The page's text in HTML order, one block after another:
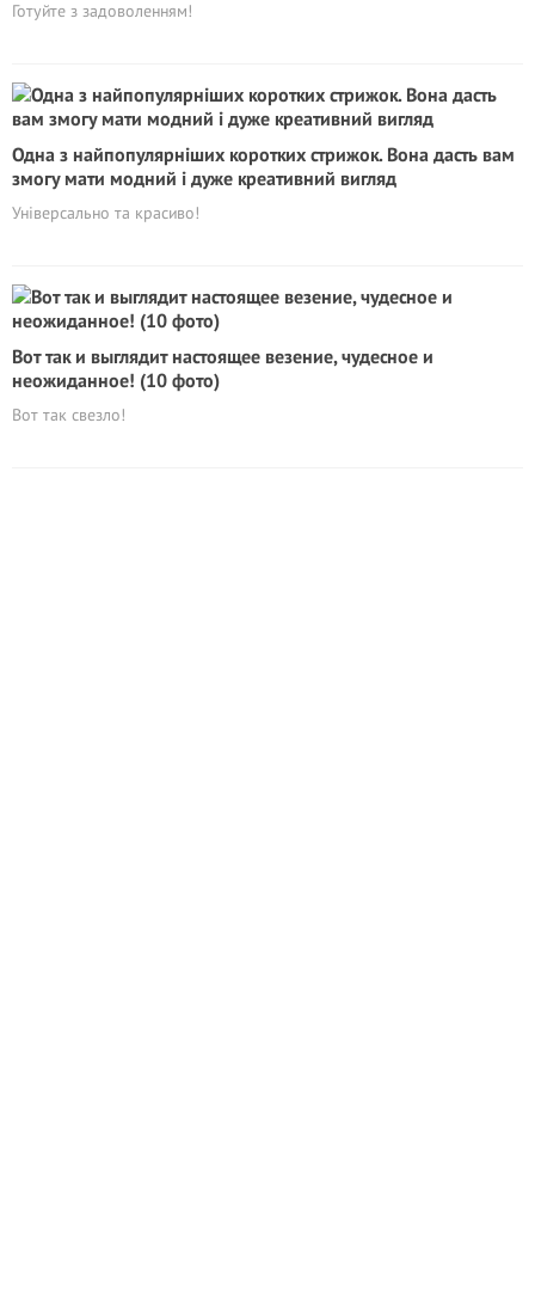
Готуйте з задоволенням!
Одна з найпопулярніших коротких стрижок. Вона дасть вам
змогу мати модний і дуже креативний вигляд
Універсально та красиво!
Вот так и выглядит настоящее везение, чудесное и
неожиданное! (10 фото)
Вот так свезло!